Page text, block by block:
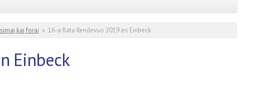
kaj foraj » 16-a Rata Rendevuo 2019 en Einbeck
Einbeck